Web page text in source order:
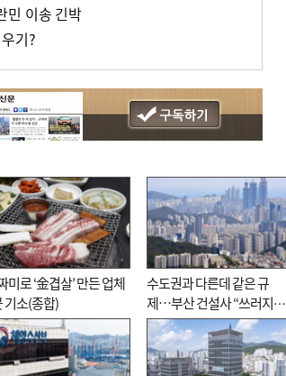
민 이송 긴박
기?
미로 ‘金겹살’ 만든 업체
기소(종합)
수도권과 다른데 같은 규
제…부산 건설사 “쓰러지기
직전”